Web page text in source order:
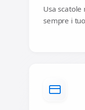
Usa
sempre i